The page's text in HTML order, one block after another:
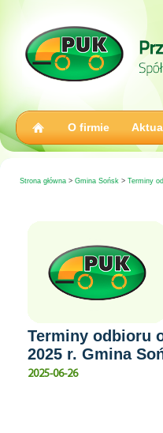
O firmie
Strona główna> Gmina Sońsk> Terminy
Terminy odbioru
2025 r. Gmina
2025-06-26